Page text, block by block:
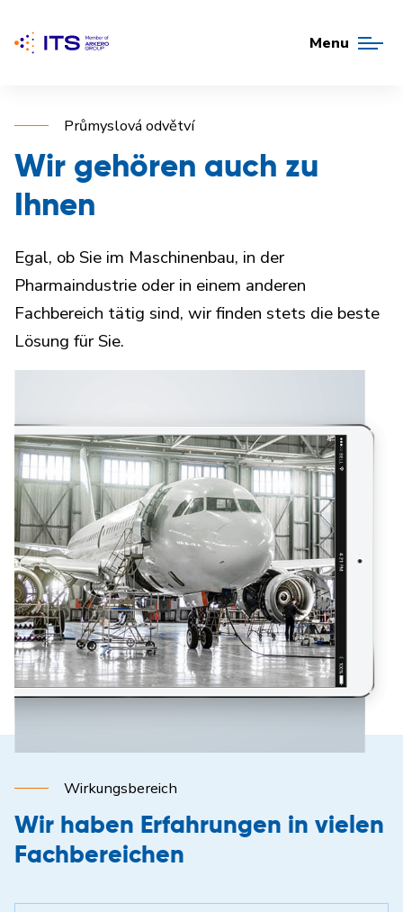
Menu
Průmyslová odvětví
Wir gehören auch zu
Ihnen
Egal, ob Sie im Maschinenbau, in der
Pharmaindustrie oder in einem anderen
Fachbereich tätig sind, wir finden stets die beste
Lösung für Sie.
Wirkungsbereich
Wir haben Erfahrungen in vielen
Fachbereichen